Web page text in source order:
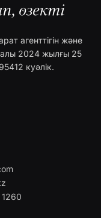
агенттігін және
2024 жылғы 25
куәлік.